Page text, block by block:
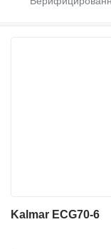
Kalmar ECG70-6